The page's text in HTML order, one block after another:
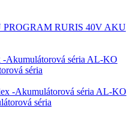
RURIS 40V AKU
AL-KO
séria
AL-KO
séria